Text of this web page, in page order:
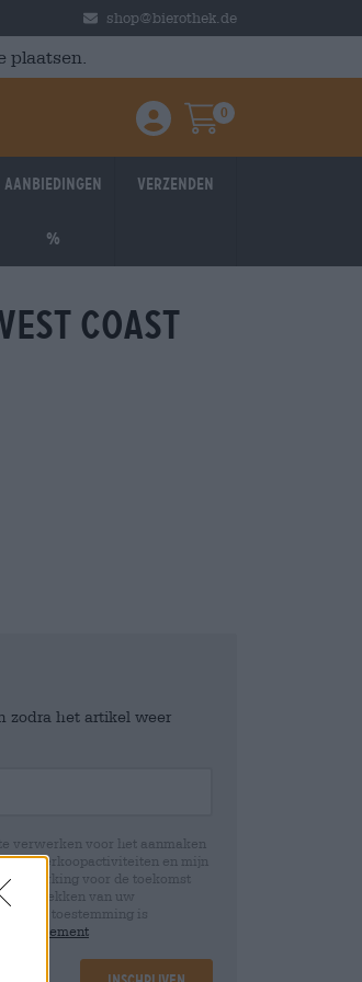
shop@bierothek.de
Einloggen / Anmelden
Warenkorb
0
Aanbiedingen
%
Verzenden
coast
zodra het artikel weer
verwerken voor het aanmaken
mijn verkoopactiviteiten en mijn
werking voor de toekomst
intrekken van uw
uw toestemming is
statement